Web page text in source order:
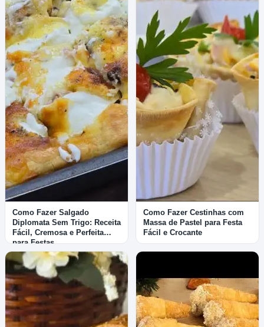
Como Fazer Salgado
Diplomata Sem Trigo: Receita
Fácil, Cremosa e Perfeita
para Festas
Como Fazer Cestinhas com
Massa de Pastel para Festa
Fácil e Crocante